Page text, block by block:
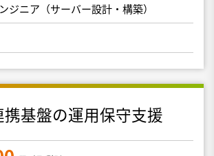
ジニア（サーバー設計・構築）
携基盤の運用保守支援